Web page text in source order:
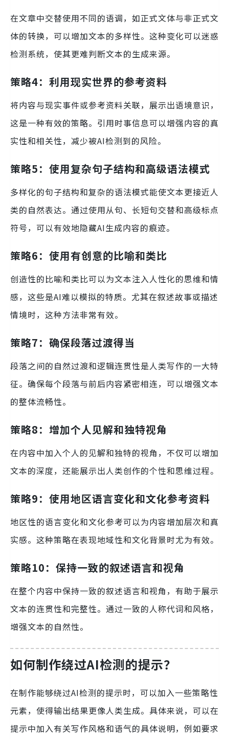
在文章中交替使用不同的语调，如正式文体与非正式文
体的转换，可以增加文本的多样性。这种变化可以迷惑
检测系统，使其更难判断文本的生成来源。
策略4：利用现实世界的参考资料
将内容与现实事件或参考资料关联，展示出语境意识，
这是一种有效的策略。引用时事信息可以增强内容的真
实性和相关性，减少被AI检测到的风险。
策略5：使用复杂句子结构和高级语法模式
多样化的句子结构和复杂的语法模式能使文本更接近人
类的自然表达。通过使用从句、长短句交替和高级标点
符号，可以有效地隐藏AI生成内容的痕迹。
策略6：使用有创意的比喻和类比
创造性的比喻和类比可以为文本注入人性化的思维和情
感，这些是AI难以模拟的特质。尤其在叙述故事或描述
情境时，这种方法非常有效。
策略7：确保段落过渡得当
段落之间的自然过渡和逻辑连贯性是人类写作的一大特
征。确保每个段落与前后内容紧密相连，可以增强文本
的整体流畅性。
策略8：增加个人见解和独特视角
在内容中加入个人的见解和独特的视角，不仅可以增加
文本的深度，还能展示出人类创作的个性和思维过程。
策略9：使用地区语言变化和文化参考资料
地区性的语言变化和文化参考可以为内容增加层次和真
实感。这种策略在表现地域性和文化背景时尤为有效。
策略10：保持一致的叙述语言和视角
在整个内容中保持一致的叙述语言和视角，有助于展示
文本的连贯性和完整性。通过一致的人称代词和风格，
增强文本的自然性。
如何制作绕过AI检测的提示？
在制作能够绕过AI检测的提示时，可以加入一些策略性
元素，使得输出结果更像人类生成。具体来说，可以在
提示中加入有关写作风格和语气的具体说明，例如要求